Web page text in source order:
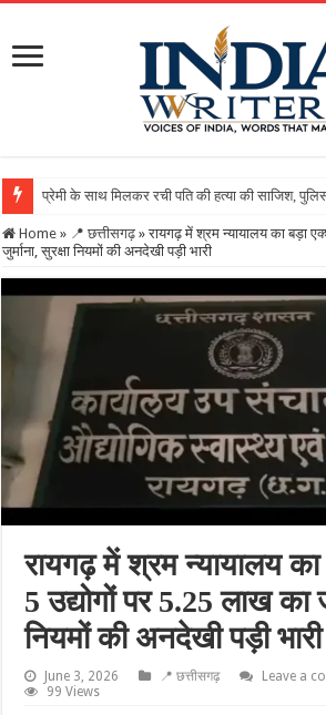
Home » 📍 छत्तीसगढ़ » रायगढ़ में श्रम न्यायालय का बड़ा
जुर्माना, सुरक्षा नियमों की अनदेखी पड़ी भारी
रायगढ़ में श्रम न्यायालय
5 उद्योगों पर 5.25 लाख का
नियमों की अनदेखी पड़ी भारी
June 3, 2026 📍 छत्तीसगढ़
Leave a
99 Views